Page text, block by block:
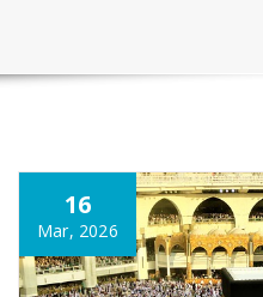
16
Mar, 2026